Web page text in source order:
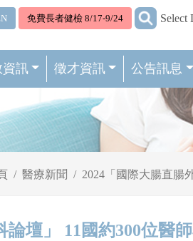
免費長者健檢 8/17-9/24 ::: Select
訊 徵才資訊 公告訊息
醫療新聞 2024「國際大腸直腸
論壇」 11國約300位醫